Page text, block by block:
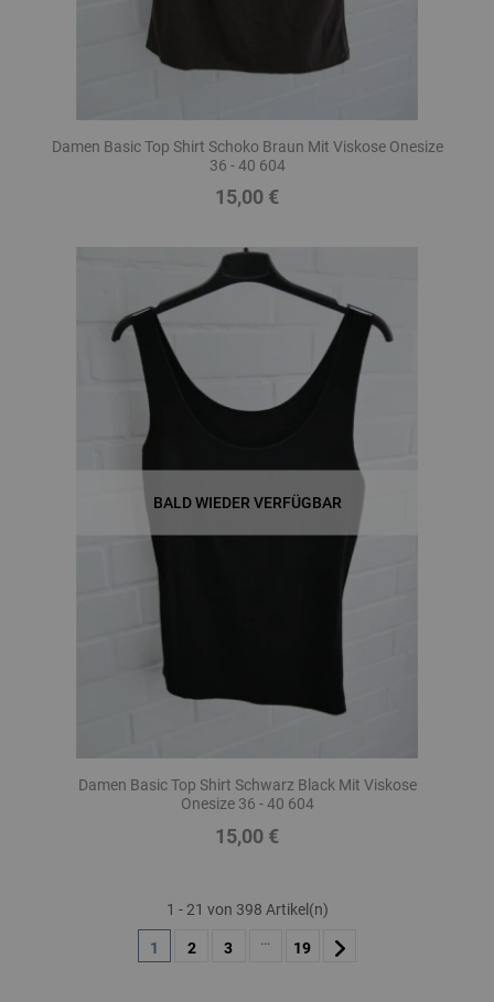
Damen Basic Top Shirt Schoko Braun Mit Viskose Onesize
36 - 40 604
Preis
15,00 €
BALD WIEDER VERFÜGBAR
Damen Basic Top Shirt Schwarz Black Mit Viskose
Onesize 36 - 40 604
Preis
15,00 €
1 - 21 von 398 Artikel(n)
1 2 3 … 19